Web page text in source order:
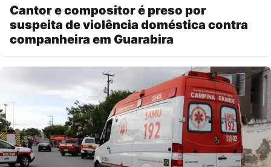
Cantor e compositor é preso por
suspeita de violência doméstica contra
companheira em Guarabira